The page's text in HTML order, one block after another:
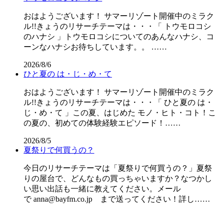
おはようございます！ サマーリゾート開催中のミラク
ル!!きょうのリサーチテーマは・・・「 トウモロコシ
のハナシ 」トウモロコシについてのあんなハナシ、コ
ーンなハナシお待ちしています。。 ……
2026/8/6
ひと夏の は・じ・め・て
おはようございます！ サマーリゾート開催中のミラク
ル!!きょうのリサーチテーマは・・・「 ひと夏の は・
じ・め・て 」この夏、はじめた モノ・ヒト・コト！こ
の夏の、初めての体験経験エピソード！……
2026/8/5
夏祭りで何買うの？
今日のリサーチテーマは「夏祭りで何買うの？」夏祭
りの屋台で、どんなもの買っちゃいますか？なつかし
い思い出話も一緒に教えてください。メール
で anna@bayfm.co.jp まで送ってください！詳し……